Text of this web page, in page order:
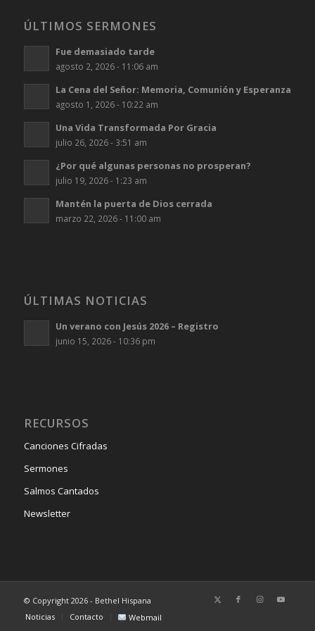
ÚLTIMOS SERMONES
Fue demasiado tarde
agosto 2, 2026 - 11:06 am
La Cena del Señor: Memoria, Comunión y Esperanza
agosto 1, 2026 - 10:22 am
Una Vida Transformada Por Gracia
julio 26, 2026 - 3:51 am
¿Por qué algunas personas no prosperan?
julio 19, 2026 - 1:23 am
Mantén la puerta de Dios cerrada
marzo 22, 2026 - 11:00 am
ÚLTIMAS NOTICIAS
Un verano con Jesús 2026 – Registro
junio 15, 2026 - 10:36 pm
RECURSOS
Canciones Cifradas
Sermones
Salmos Cantados
Newsletter
© Copyright 2026 - Bethel Hispana
Noticias
Contacto Webmail